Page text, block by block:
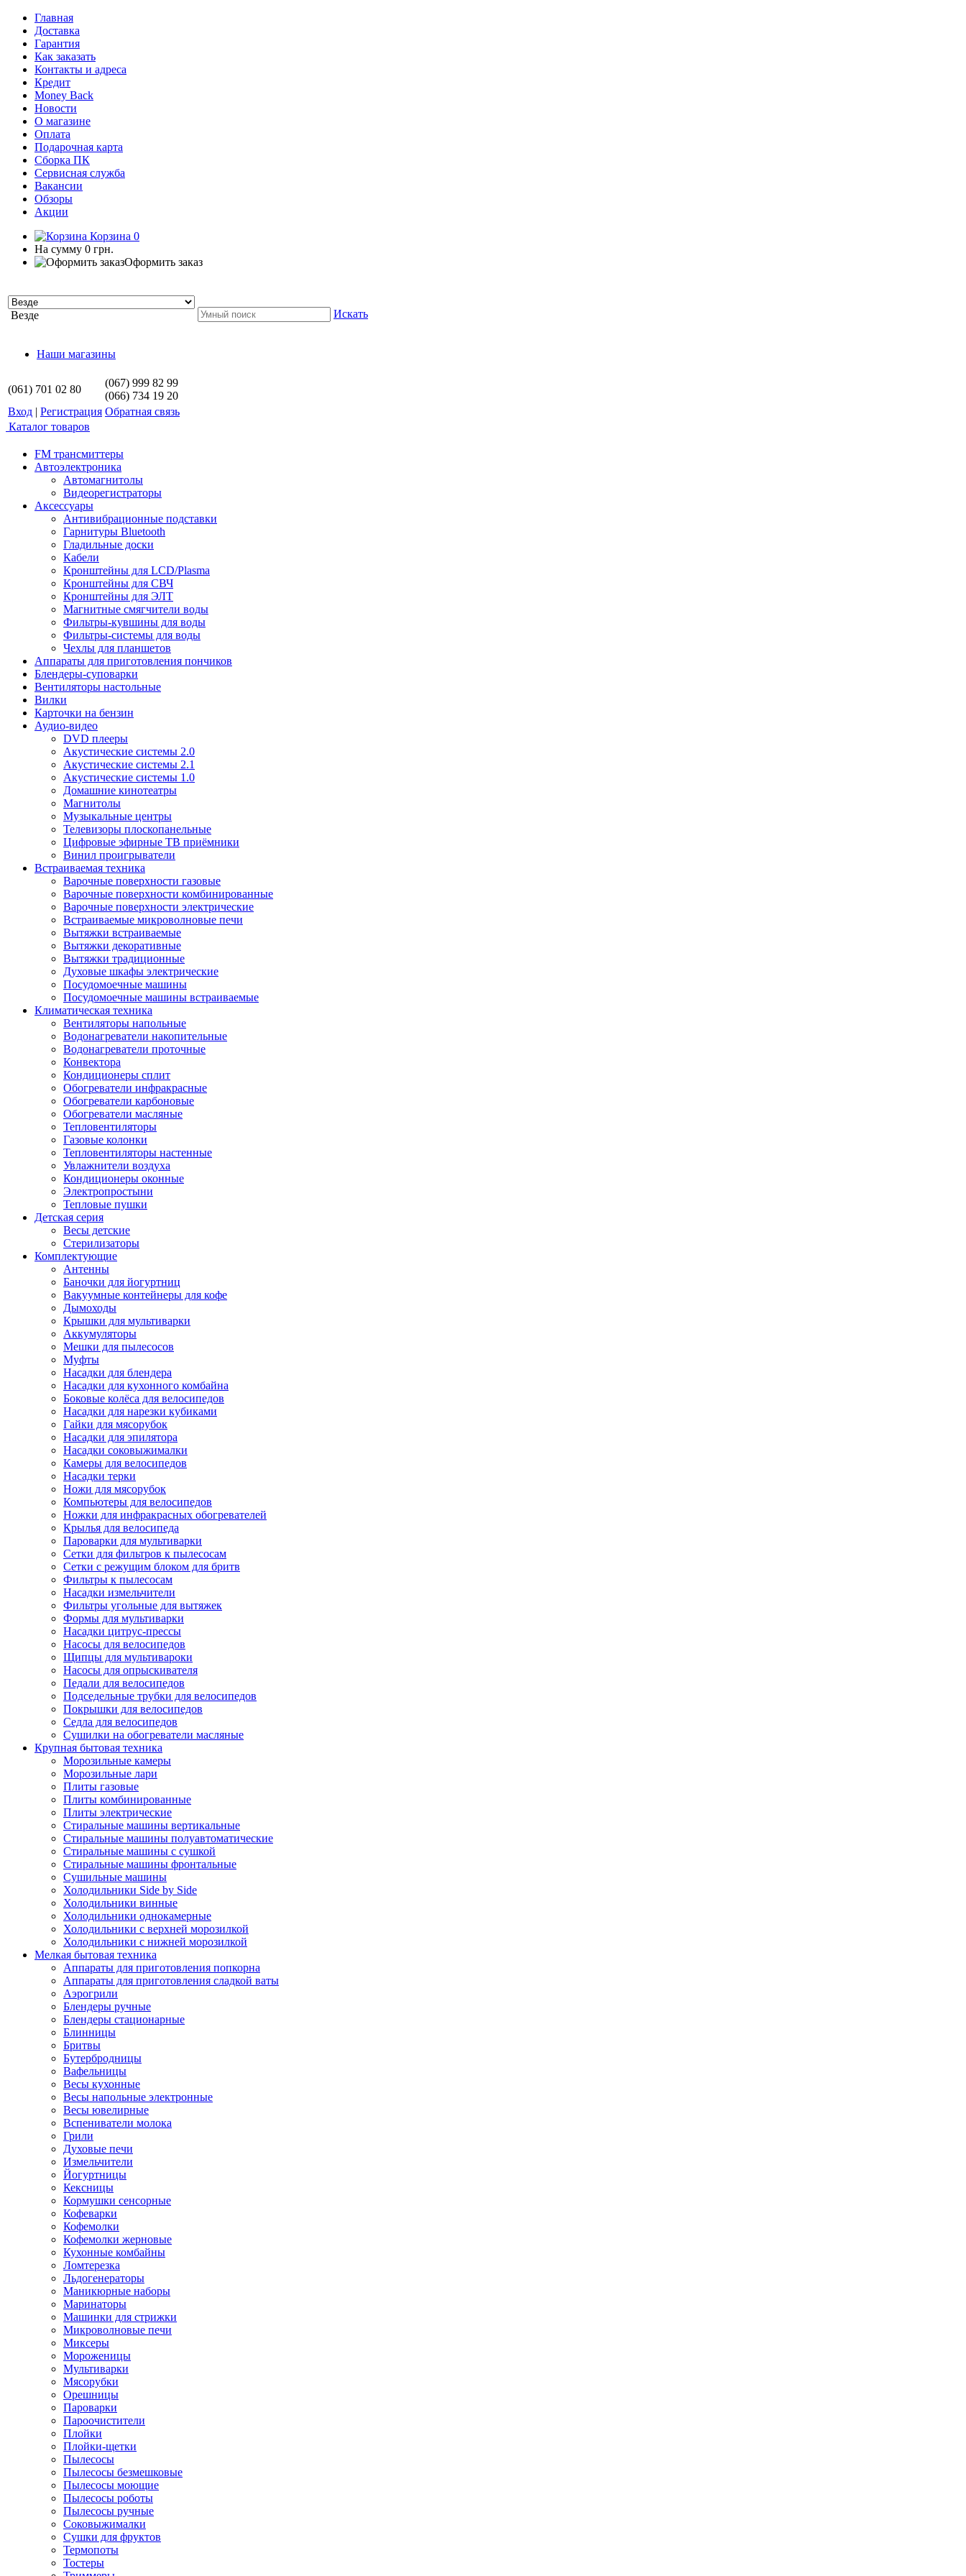
Главная
Доставка
Гарантия
Как заказать
Контакты и адреса
Кредит
Money Back
Новости
О магазине
Оплата
Подарочная карта
Сборка ПК
Сервисная служба
Вакансии
Обзоры
Акции
Корзина 0
На сумму 0 грн.
Оформить заказ
Везде Искать
Наши магазины
(061) 701 02 80
(067) 999 82 99
(066) 734 19 20
Вход | Регистрация Обратная связь
Каталог товаров
FM трансмиттеры
Автоэлектроника
Автомагнитолы
Видеорегистраторы
Аксессуары
Антивибрационные подставки
Гарнитуры Bluetooth
Гладильные доски
Кабели
Кронштейны для LCD/Plasma
Кронштейны для СВЧ
Кронштейны для ЭЛТ
Магнитные смягчители воды
Фильтры-кувшины для воды
Фильтры-системы для воды
Чехлы для планшетов
Аппараты для приготовления пончиков
Блендеры-суповарки
Вентиляторы настольные
Вилки
Карточки на бензин
Аудио-видео
DVD плееры
Акустические системы 2.0
Акустические системы 2.1
Акустические системы 1.0
Домашние кинотеатры
Магнитолы
Музыкальные центры
Телевизоры плоскопанельные
Цифровые эфирные ТВ приёмники
Винил проигрыватели
Встраиваемая техника
Варочные поверхности газовые
Варочные поверхности комбинированные
Варочные поверхности электрические
Встраиваемые микроволновые печи
Вытяжки встраиваемые
Вытяжки декоративные
Вытяжки традиционные
Духовые шкафы электрические
Посудомоечные машины
Посудомоечные машины встраиваемые
Климатическая техника
Вентиляторы напольные
Водонагреватели накопительные
Водонагреватели проточные
Конвектора
Кондиционеры сплит
Обогреватели инфракрасные
Обогреватели карбоновые
Обогреватели масляные
Тепловентиляторы
Газовые колонки
Тепловентиляторы настенные
Увлажнители воздуха
Кондиционеры оконные
Электропростыни
Тепловые пушки
Детская серия
Весы детские
Стерилизаторы
Комплектующие
Антенны
Баночки для йогуртниц
Вакуумные контейнеры для кофе
Дымоходы
Крышки для мультиварки
Аккумуляторы
Мешки для пылесосов
Муфты
Насадки для блендера
Насадки для кухонного комбайна
Боковые колёса для велосипедов
Насадки для нарезки кубиками
Гайки для мясорубок
Насадки для эпилятора
Насадки соковыжималки
Камеры для велосипедов
Насадки терки
Ножи для мясорубок
Компьютеры для велосипедов
Ножки для инфракрасных обогревателей
Крылья для велосипеда
Пароварки для мультиварки
Сетки для фильтров к пылесосам
Сетки с режущим блоком для бритв
Фильтры к пылесосам
Насадки измельчители
Фильтры угольные для вытяжек
Формы для мультиварки
Насадки цитрус-прессы
Насосы для велосипедов
Щипцы для мультивароки
Насосы для опрыскивателя
Педали для велосипедов
Подседельные трубки для велосипедов
Покрышки для велосипедов
Седла для велосипедов
Сушилки на обогреватели масляные
Крупная бытовая техника
Морозильные камеры
Морозильные лари
Плиты газовые
Плиты комбинированные
Плиты электрические
Стиральные машины вертикальные
Стиральные машины полуавтоматические
Стиральные машины с сушкой
Стиральные машины фронтальные
Сушильные машины
Холодильники Side by Side
Холодильники винные
Холодильники однокамерные
Холодильники с верхней морозилкой
Холодильники с нижней морозилкой
Мелкая бытовая техника
Аппараты для приготовления попкорна
Аппараты для приготовления сладкой ваты
Аэрогрили
Блендеры ручные
Блендеры стационарные
Блинницы
Бритвы
Бутербродницы
Вафельницы
Весы кухонные
Весы напольные электронные
Весы ювелирные
Вспениватели молока
Грили
Духовые печи
Измельчители
Йогуртницы
Кексницы
Кормушки сенсорные
Кофеварки
Кофемолки
Кофемолки жерновые
Кухонные комбайны
Ломтерезка
Льдогенераторы
Маникюрные наборы
Маринаторы
Машинки для стрижки
Микроволновые печи
Миксеры
Мороженицы
Мультиварки
Мясорубки
Орешницы
Пароварки
Пароочистители
Плойки
Плойки-щетки
Пылесосы
Пылесосы безмешковые
Пылесосы моющие
Пылесосы роботы
Пылесосы ручные
Соковыжималки
Сушки для фруктов
Термопоты
Тостеры